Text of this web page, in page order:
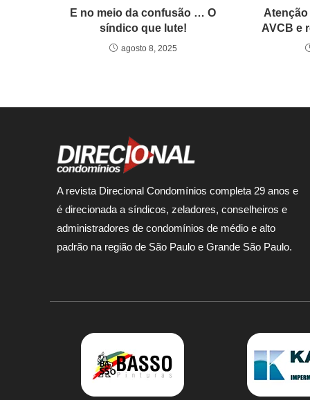
E no meio da confusão … O
síndico que lute!
agosto 8, 2025
AVCB e
A revista Direcional Condomínios completa 29 anos e
é direcionada a síndicos, zeladores, conselheiros e
administradores de condomínios de médio e alto
padrão na região de São Paulo e Grande São Paulo.